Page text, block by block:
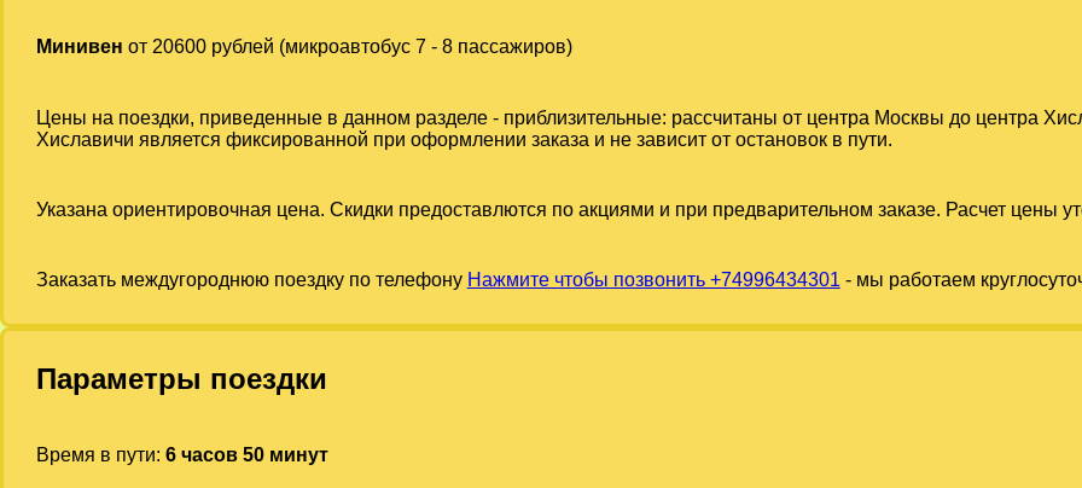
Минивен от 20600 рублей (микроавтобус 7 - 8 пассажиров)
Цены на поездки, приведенные в данном разделе - приблизительные: рассчитаны от центра Москвы до центра
Хиславичи является фиксированной при оформлении заказа и не зависит от остановок в пути.
Указана ориентировочная цена. Скидки предоставлются по акциями и при предварительном заказе. Расчет цены
Заказать междугороднюю поездку по телефону Нажмите чтобы позвонить +74996434301 - мы работаем
Параметры поездки
Время в пути: 6 часов 50 минут